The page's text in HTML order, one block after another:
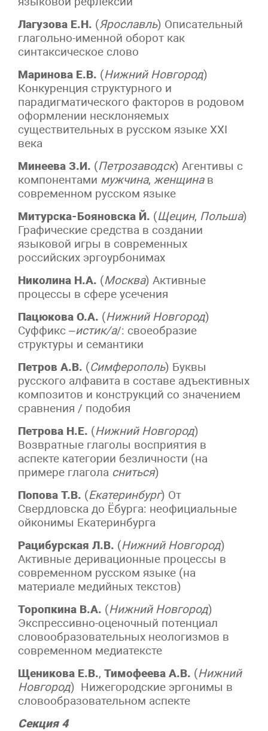
Лагузова Е.Н. (Ярославль) Описательный
глагольно-именной оборот как
синтаксическое слово
Маринова Е.В. (Нижний Новгород)
Конкуренция структурного и
парадигматического факторов в родовом
оформлении несклоняемых
существительных в русском языке XXI
века
Минеева З.И. (Петрозаводск) Агентивы с
компонентами мужчина, женщинав
современном русском языке
Митурска-Бояновска Й. (Щецин, Польша)
Графические средства в создании
языковой игры в современных
российских эргоурбонимах
Николина Н.А. (Москва) Активные
процессы в сфере усечения
Пацюкова О.А. (Нижний Новгород)
Суффикс –истик/а/: своеобразие
структуры и семантики
Петров А.В. (Симферополь) Буквы
русского алфавита в составе адъективных
композитов и конструкций со значением
сравнения / подобия
Петрова Н.Е. (Нижний Новгород)
Возвратные глаголы восприятия в
аспекте категории безличности (на
примере глагола сниться)
Попова Т.В. (Екатеринбург) От
Свердловска до Ёбурга: неофициальные
ойконимы Екатеринбурга
Рацибурская Л.В. (Нижний Новгород)
Активные деривационные процессы в
современном русском языке (на
материале медийных текстов)
Торопкина В.А. (Нижний Новгород)
Экспрессивно-оценочный потенциал
словообразовательных неологизмов в
современном медиатексте
Щеникова Е.В., Тимофеева А.В. (Нижний
Новгород) Нижегородские эргонимы в
словообразовательном аспекте
Секция 4